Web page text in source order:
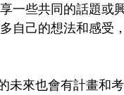
一些共同的話題或
自己的想法和感受
未來也會有計畫和